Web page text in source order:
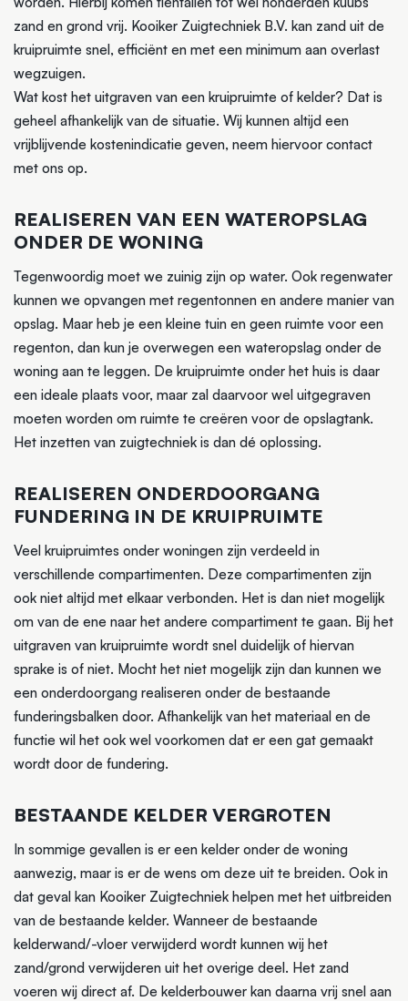
zand en grond vrij. Kooiker Zuigtechniek B.V. kan zand uit de
kruipruimte snel, efficiënt en met een minimum aan overlast
wegzuigen.
Wat kost het uitgraven van een kruipruimte of kelder? Dat is
geheel afhankelijk van de situatie. Wij kunnen altijd een
vrijblijvende kostenindicatie geven, neem hiervoor contact
met ons op.
REALISEREN VAN EEN WATEROPSLAG
ONDER DE WONING
Tegenwoordig moet we zuinig zijn op water. Ook regenwater
kunnen we opvangen met regentonnen en andere manier van
opslag. Maar heb je een kleine tuin en geen ruimte voor een
regenton, dan kun je overwegen een wateropslag onder de
woning aan te leggen. De kruipruimte onder het huis is daar
een ideale plaats voor, maar zal daarvoor wel uitgegraven
moeten worden om ruimte te creëren voor de opslagtank.
Het inzetten van zuigtechniek is dan dé oplossing.
REALISEREN ONDERDOORGANG
FUNDERING IN DE KRUIPRUIMTE
Veel kruipruimtes onder woningen zijn verdeeld in
verschillende compartimenten. Deze compartimenten zijn
ook niet altijd met elkaar verbonden. Het is dan niet mogelijk
om van de ene naar het andere compartiment te gaan. Bij het
uitgraven van kruipruimte wordt snel duidelijk of hiervan
sprake is of niet. Mocht het niet mogelijk zijn dan kunnen we
een onderdoorgang realiseren onder de bestaande
funderingsbalken door. Afhankelijk van het materiaal en de
functie wil het ook wel voorkomen dat er een gat gemaakt
wordt door de fundering.
BESTAANDE KELDER VERGROTEN
In sommige gevallen is er een kelder onder de woning
aanwezig, maar is er de wens om deze uit te breiden. Ook in
dat geval kan Kooiker Zuigtechniek helpen met het uitbreiden
van de bestaande kelder. Wanneer de bestaande
kelderwand/-vloer verwijderd wordt kunnen wij het
zand/grond verwijderen uit het overige deel. Het zand
voeren wij direct af. De kelderbouwer kan daarna vrij snel aan